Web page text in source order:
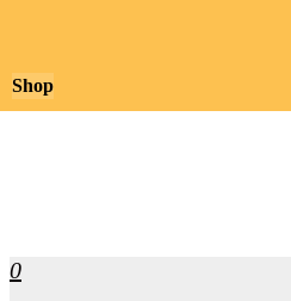
0
Shop